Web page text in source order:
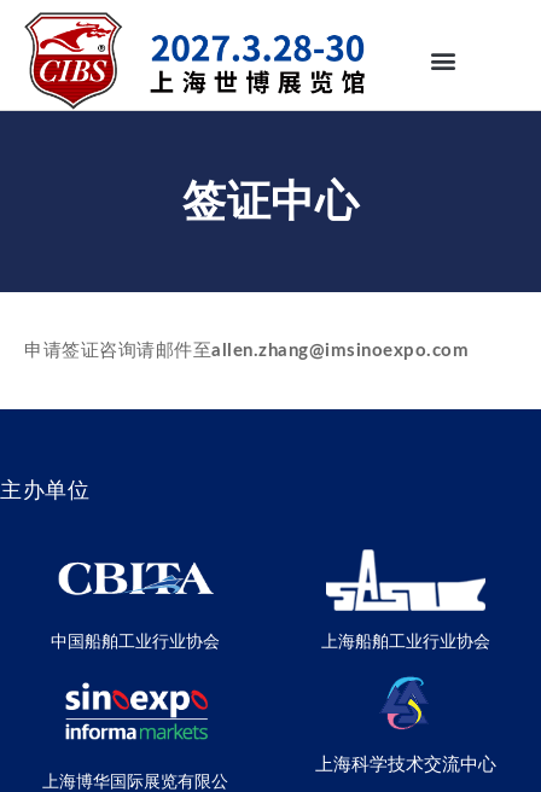
签证中心
申请签证咨询请邮件至allen.zhang@imsinoexpo.com
主办单位
中国船舶工业行业协会
上海博华国际展览有限公
上海船舶工业行业协会
上海科学技术交流中心